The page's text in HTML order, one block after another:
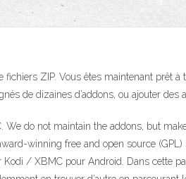
ZIP. Vous êtes maintenant prêt
de dizaines d’addons, ou ajouter
do not maintain the addons, but
winning free and open source
/ XBMC pour Android. Dans cette